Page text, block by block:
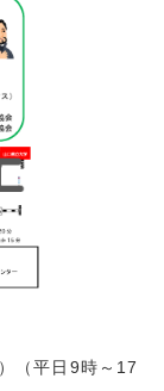
（平日9時～17